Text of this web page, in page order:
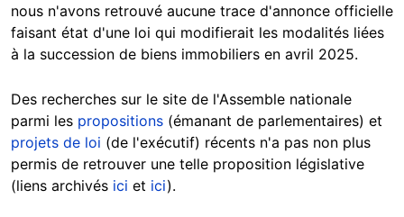
nous n'avons retrouvé aucune trace d'annonce officielle
faisant état d'une loi qui modifierait les modalités liées
à la succession de biens immobiliers en avril 2025.
Des recherches sur le site de l'Assemble nationale
parmi les propositions (émanant de parlementaires) et
projets de loi (de l'exécutif) récents n'a pas non plus
permis de retrouver une telle proposition législative
(liens archivés ici et ici).